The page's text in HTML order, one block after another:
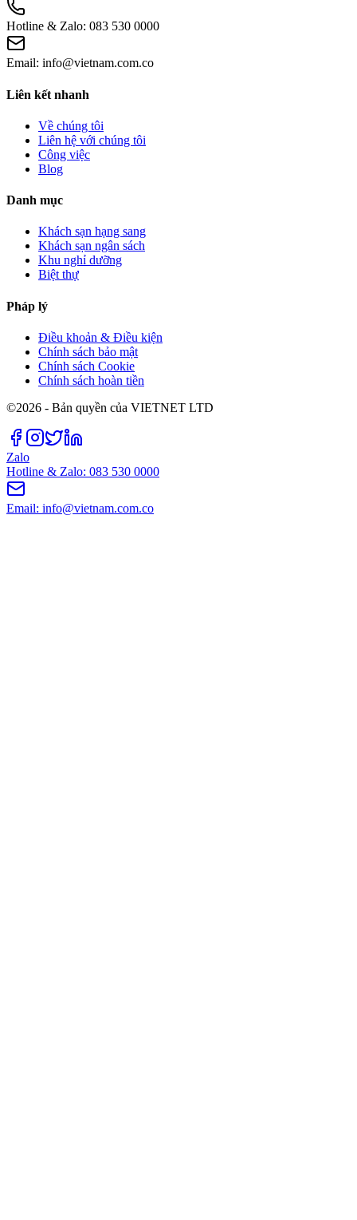
Hotline & Zalo: 083 530 0000
Email: info@vietnam.com.co
Liên kết nhanh
Về chúng tôi
Liên hệ với chúng tôi
Công việc
Blog
Danh mục
Khách sạn hạng sang
Khách sạn ngân sách
Khu nghỉ dưỡng
Biệt thự
Pháp lý
Điều khoản & Điều kiện
Chính sách bảo mật
Chính sách Cookie
Chính sách hoàn tiền
©2026 - Bản quyền của VIETNET LTD
Zalo
Hotline & Zalo: 083 530 0000
Email: info@vietnam.com.co